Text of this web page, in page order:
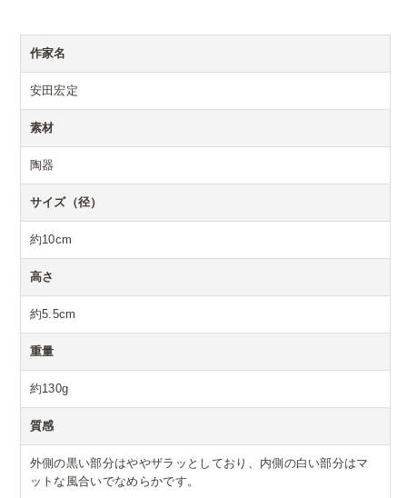
作家名
安田宏定
素材
陶器
サイズ（径）
約10cm
高さ
約5.5cm
重量
約130g
質感
外側の黒い部分はややザラッとしており、内側の白い部分はマ
ットな風合いでなめらかです。